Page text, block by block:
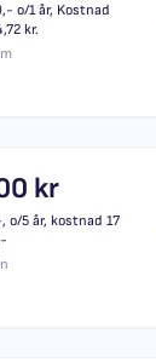
o/1 år, Kostnad
kr.
kr
o/5 år, kostnad 17